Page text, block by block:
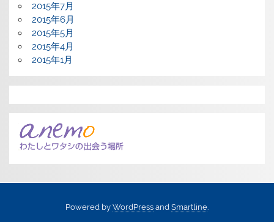
2015年7月
2015年6月
2015年5月
2015年4月
2015年1月
Powered by WordPress and Smartline